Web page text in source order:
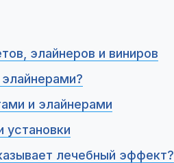
элайнеров и виниров
и элайнерами
установки
лечебный эффект?